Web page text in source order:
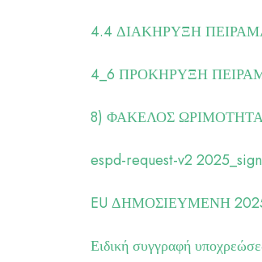
4.4 ΔΙΑΚΗΡΥΞΗ
4_6 ΠΡΟΚΗΡΥΞΗ
8) ΦΑΚΕΛΟΣ
espd-request-v2
EU ΔΗΜΟΣΙΕΥΜΕΝΗ
Ειδική συγγραφή